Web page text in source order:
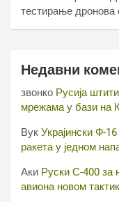
тестирање дронова
Недавни
звонко Русија
мрежама у бази на
Вук Украјински Ф-
ракета у једном
Аки Руски С-400 за
авиона новом